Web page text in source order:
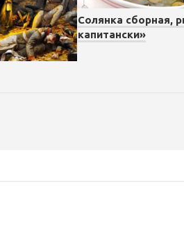
Солянка сборная,
капитански»